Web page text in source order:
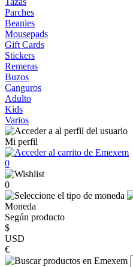
Parches
Beanies
Mousepads
Gift Cards
Stickers
Remeras
Buzos
Canguros
Adulto
Kids
Varios
Mi perfil
0
0
Moneda
Según producto
$
USD
€